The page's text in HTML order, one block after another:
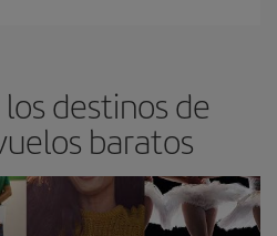
destinos de
baratos